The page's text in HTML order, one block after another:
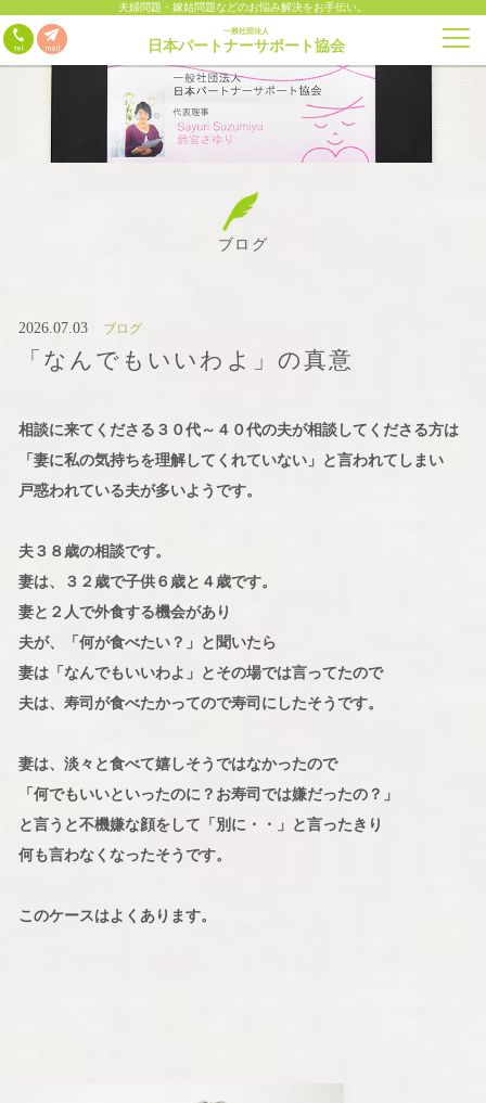
夫婦問題・嫁姑問題などのお悩み解決をお手伝い。
一般社団法人
日本パートナーサポート協会
ブログ
2026.07.03 ブログ
「なんでもいいわよ」の真意
相談に来てくださる３０代～４０代の夫が相談してくださる方は
「妻に私の気持ちを理解してくれていない」と言われてしまい
戸惑われている夫が多いようです。
夫３８歳の相談です。
妻は、３２歳で子供６歳と４歳です。
妻と２人で外食する機会があり
夫が、「何が食べたい？」と聞いたら
妻は「なんでもいいわよ」とその場では言ってたので
夫は、寿司が食べたかってので寿司にしたそうです。
妻は、淡々と食べて嬉しそうではなかったので
「何でもいいといったのに？お寿司では嫌だったの？」
と言うと不機嫌な顔をして「別に・・」と言ったきり
何も言わなくなったそうです。
このケースはよくあります。